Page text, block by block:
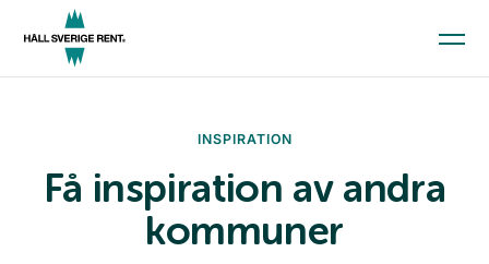
Kommunindex
INSPIRATION
Få inspiration av andra
kommuner